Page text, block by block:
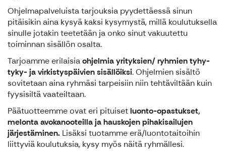
Ohjelmapalveluista tarjouksia pyydettäessä sinun
pitäisikin aina kysyä kaksi kysymystä, millä koulutuksella
sinulle jotakin teetetään ja onko sinut vakuutettu
toiminnan sisällön osalta.
Tarjoamme erilaisiaohjelmia yrityksien/ ryhmien tyhy-
tyky- ja virkistyspäivien sisällöiksi. Ohjelmien sisältö
sovitetaan aina ryhmäsi tarpeisiin niin tehtäviltään kuin
fyysisiltä vaateiltaan.
Päätuotteemme ovat eri pituisetluonto-opastukset,
melonta avokanooteilla ja hauskojen pihakisailujen
järjestäminen. Lisäksi tuotamme erä/luontotaitoihin
liittyviä koulutuksia, kysy myös näitä ryhmällesi.